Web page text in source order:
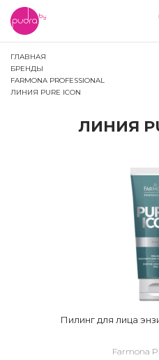
ГЛАВНАЯ
БРЕНДЫ
FARMONA PROFESSIONAL
ЛИНИЯ PURE ICON
ЛИНИЯ
Пилинг для лица
Farmona